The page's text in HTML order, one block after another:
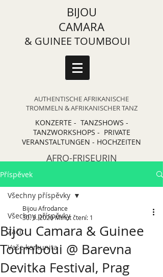
BIJOU
CAMARA
& GUINEE TOUMBOUI
AUTHENTISCHE AFRIKANISCHE
TROMMELN & AFRIKANISCHER TANZ
KONZERTE - TANZSHOWS -
TANZWORKSHOPS - PRIVATE
VERANSTALTUNGEN - HOCHZEITEN
AFRO-FRISEURIN
Příspěvek
Všechny příspěvky
Začít
Vaše komunita
Všechny příspěvky
Bijou Camara & Guinee
Toumboui @ Barevna
Devitka Festival, Prag
Bijou Afrodance
30. 9. 2020 Minut čtení: 1